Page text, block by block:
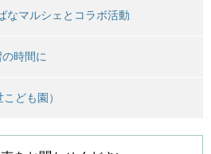
なマルシェとコラボ活動
時間に
ども園）